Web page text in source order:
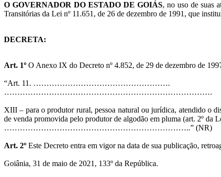
O GOVERNADOR DO ESTADO DE GOIÁS, no uso de suas
Transitórias da Lei nº 11.651, de 26 de dezembro de 1991, que
DECRETA:
Art. 1º O Anexo IX do Decreto nº 4.852, de 29 de dezembro de
“Art. 11. …………………………………………….
…………………………………………………………………….
XIII – para o produtor rural, pessoa natural ou jurídica, atendido o
de venda promovida pelo produtor de algodão em pluma (art. 2º da
……………………………………………………………..” (NR)
Art. 2º Este Decreto entra em vigor na data de sua publicação,
Goiânia, 31 de maio de 2021, 133º da República.